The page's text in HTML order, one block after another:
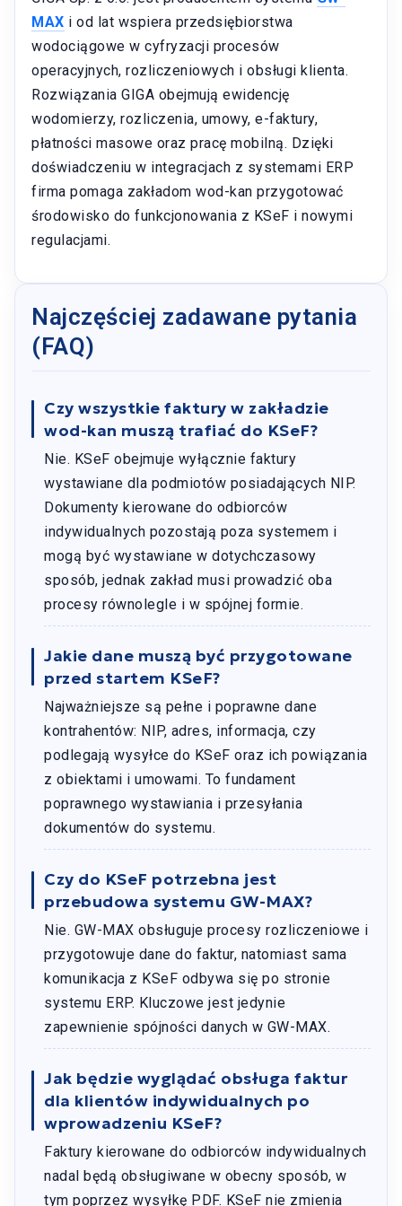
MAX i od lat wspiera przedsiębiorstwa
wodociągowe w cyfryzacji procesów
operacyjnych, rozliczeniowych i obsługi klienta.
Rozwiązania GIGA obejmują ewidencję
wodomierzy, rozliczenia, umowy, e-faktury,
płatności masowe oraz pracę mobilną. Dzięki
doświadczeniu w integracjach z systemami ERP
firma pomaga zakładom wod-kan przygotować
środowisko do funkcjonowania z KSeF i nowymi
regulacjami.
Najczęściej zadawane pytania
(FAQ)
Czy wszystkie faktury w zakładzie
wod-kan muszą trafiać do KSeF?
Nie. KSeF obejmuje wyłącznie faktury
wystawiane dla podmiotów posiadających NIP.
Dokumenty kierowane do odbiorców
indywidualnych pozostają poza systemem i
mogą być wystawiane w dotychczasowy
sposób, jednak zakład musi prowadzić oba
procesy równolegle i w spójnej formie.
Jakie dane muszą być przygotowane
przed startem KSeF?
Najważniejsze są pełne i poprawne dane
kontrahentów: NIP, adres, informacja, czy
podlegają wysyłce do KSeF oraz ich powiązania
z obiektami i umowami. To fundament
poprawnego wystawiania i przesyłania
dokumentów do systemu.
Czy do KSeF potrzebna jest
przebudowa systemu GW-MAX?
Nie. GW-MAX obsługuje procesy rozliczeniowe i
przygotowuje dane do faktur, natomiast sama
komunikacja z KSeF odbywa się po stronie
systemu ERP. Kluczowe jest jedynie
zapewnienie spójności danych w GW-MAX.
Jak będzie wyglądać obsługa faktur
dla klientów indywidualnych po
wprowadzeniu KSeF?
Faktury kierowane do odbiorców indywidualnych
nadal będą obsługiwane w obecny sposób, w
tym poprzez wysyłkę PDF. KSeF nie zmienia